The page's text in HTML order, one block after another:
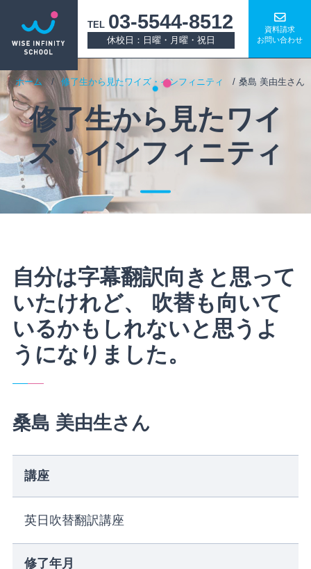
TEL 03-5544-8512
休校日：日曜・月曜・祝日
資料請求
お問い合わせ
ホーム 修了生から見たワイズ・インフィニティ 桑島 美由生さん
修了生から見たワイ
ズ・インフィニティ
自分は字幕翻訳向きと思って
いたけれど、 吹替も向いて
いるかもしれないと思うよ
うになりました。
桑島 美由生さん
講座
英日吹替翻訳講座
修了年月